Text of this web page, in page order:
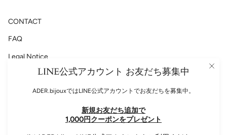
CONTACT
FAQ
Legal Notice
Privacy PolicyLINE公式アカウント お友だち募集中
ADER.bijouxではLINE公式アカウントでお友だちを募集中。
新規お友だち追加で
1,000円クーポンをプレゼント